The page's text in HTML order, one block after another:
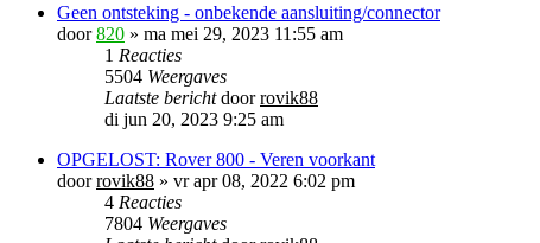
Geen ontsteking - onbekende aansluiting/connector
door820 » ma mei 29, 2023 11:55 am
1 Reacties
5504 Weergaves
Laatste berichtdoorrovik88
di jun 20, 2023 9:25 am
OPGELOST: Rover 800 - Veren voorkant
doorrovik88 » vr apr 08, 2022 6:02 pm
4 Reacties
7804 Weergaves